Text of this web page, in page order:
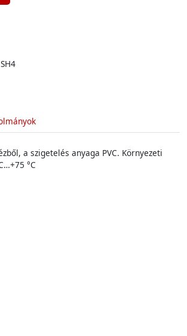
SH4
a szigetelés anyaga PVC. Környezeti
°C